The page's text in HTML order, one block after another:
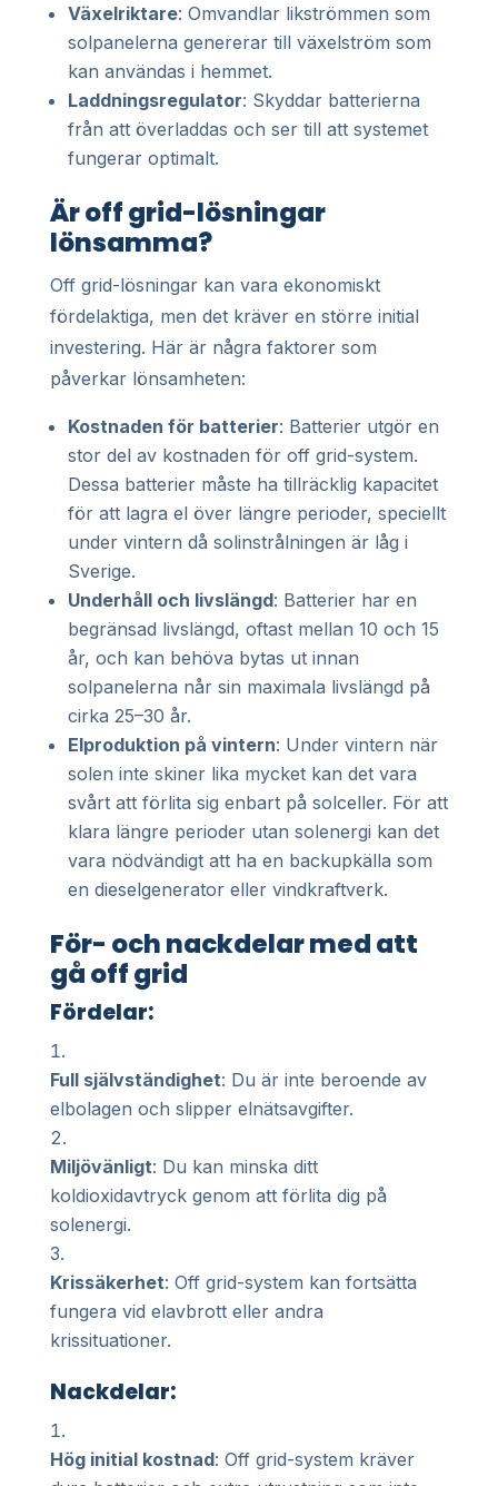
Växelriktare: Omvandlar likströmmen som
solpanelerna genererar till växelström som
kan användas i hemmet.
Laddningsregulator: Skyddar batterierna
från att överladdas och ser till att systemet
fungerar optimalt.
Är off grid-lösningar
lönsamma?
Off grid-lösningar kan vara ekonomiskt
fördelaktiga, men det kräver en större initial
investering. Här är några faktorer som
påverkar lönsamheten:
Kostnaden för batterier: Batterier utgör en
stor del av kostnaden för off grid-system.
Dessa batterier måste ha tillräcklig kapacitet
för att lagra el över längre perioder, speciellt
under vintern då solinstrålningen är låg i
Sverige.
Underhåll och livslängd: Batterier har en
begränsad livslängd, oftast mellan 10 och 15
år, och kan behöva bytas ut innan
solpanelerna når sin maximala livslängd på
cirka 25–30 år.
Elproduktion på vintern: Under vintern när
solen inte skiner lika mycket kan det vara
svårt att förlita sig enbart på solceller. För att
klara längre perioder utan solenergi kan det
vara nödvändigt att ha en backupkälla som
en dieselgenerator eller vindkraftverk.
För- och nackdelar med att
gå off grid
Fördelar:
Full självständighet: Du är inte beroende av
elbolagen och slipper elnätsavgifter.
Miljövänligt: Du kan minska ditt
koldioxidavtryck genom att förlita dig på
solenergi.
Krissäkerhet: Off grid-system kan fortsätta
fungera vid elavbrott eller andra
krissituationer.
Nackdelar:
Hög initial kostnad: Off grid-system kräver